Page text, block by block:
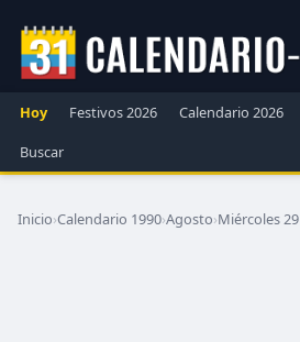
Hoy Festivos 2026 Calendario 2026
Buscar
Inicio›Calendario 1990›Agosto›Miércoles 29